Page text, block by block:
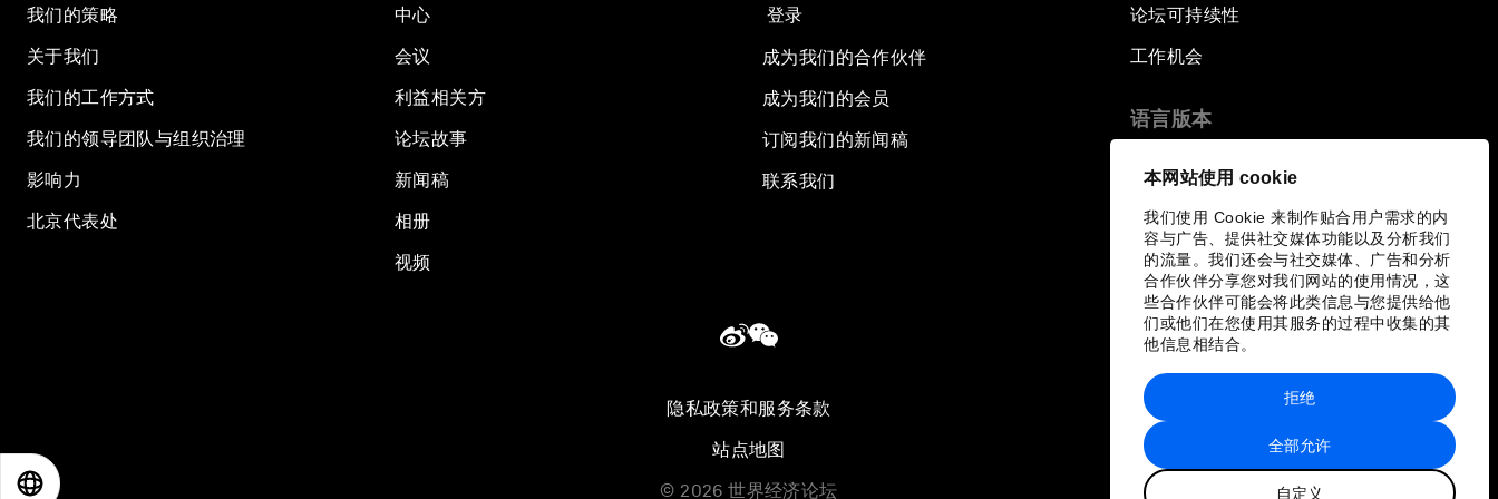
本网站使用 cookie
我们使用 Cookie 来制作贴合用户需求的内
容与广告、提供社交媒体功能以及分析我们
的流量。我们还会与社交媒体、广告和分析
合作伙伴分享您对我们网站的使用情况，这
些合作伙伴可能会将此类信息与您提供给他
们或他们在您使用其服务的过程中收集的其
他信息相结合。
全部允许
自定义
拒绝
我们的策略
关于我们
我们的工作方式
我们的领导团队与组织治理
影响力
北京代表处
中心
会议
利益相关方
论坛故事
新闻稿
相册
视频
登录
成为我们的合作伙伴
成为我们的会员
订阅我们的新闻稿
联系我们
论坛可持续性
工作机会
语言版本
隐私政策和服务条款
站点地图
© 2026 世界经济论坛